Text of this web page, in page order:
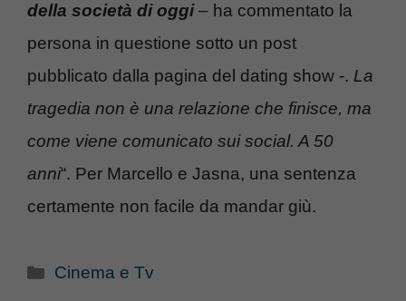
della società di oggi– ha commentato la
persona in questione sotto un post
pubblicato dalla pagina del dating show -. La
tragedia non è una relazione che finisce, ma
come viene comunicato sui social. A 50
anni“. Per Marcello e Jasna, una sentenza
certamente non facile da mandar giù.
Categorie
Cinema e Tv